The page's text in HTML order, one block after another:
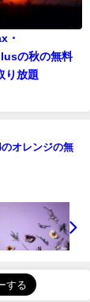
・
の秋の無料
り放題
オレンジの無